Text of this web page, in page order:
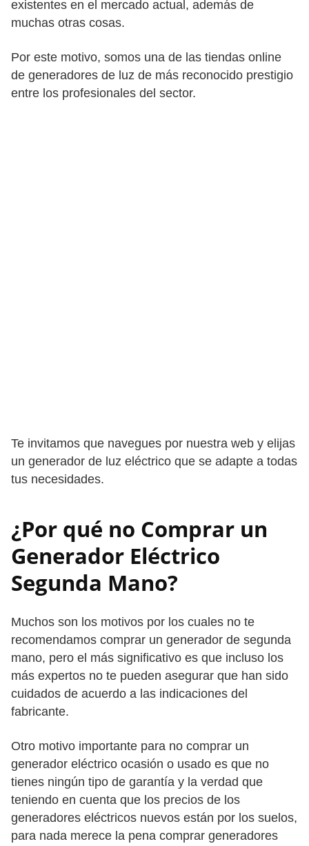
existentes en el mercado actual, además de
muchas otras cosas.
Por este motivo, somos una de las tiendas online
de generadores de luz de más reconocido prestigio
entre los profesionales del sector.
Te invitamos que navegues por nuestra web y elijas
un generador de luz eléctrico que se adapte a todas
tus necesidades.
¿Por qué no Comprar un
Generador Eléctrico
Segunda Mano?
Muchos son los motivos por los cuales no te
recomendamos comprar un generador de segunda
mano, pero el más significativo es que incluso los
más expertos no te pueden asegurar que han sido
cuidados de acuerdo a las indicaciones del
fabricante.
Otro motivo importante para no comprar un
generador eléctrico ocasión o usado es que no
tienes ningún tipo de garantía y la verdad que
teniendo en cuenta que los precios de los
generadores eléctricos nuevos están por los suelos,
para nada merece la pena comprar generadores